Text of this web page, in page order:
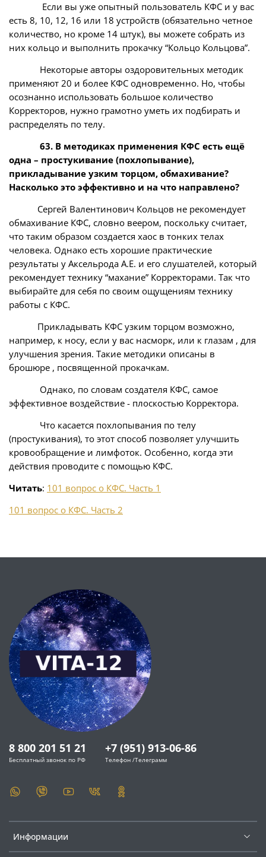
Если вы уже опытный пользователь КФС и у вас
есть 8, 10, 12, 16 или 18 устройств (обязательно четное
количество, но кроме 14 штук), вы можете собрать из
них кольцо и выполнить прокачку “Кольцо Кольцова”.
Некоторые авторы оздоровительных методик
применяют 20 и более КФС одновременно. Но, чтобы
осознанно использовать большое количество
Корректоров, нужно грамотно уметь их подбирать и
распределять по телу.
63. В методиках применения КФС есть ещё
одна – простукивание (похлопывание),
прикладывание узким торцом, обмахивание?
Насколько это эффективно и на что направлено?
Сергей Валентинович Кольцов не рекомендует
обмахивание КФС, словно веером, поскольку считает,
что таким образом создается хаос в тонких телах
человека. Однако есть хорошие практические
результаты у Аксельрода А.Е. и его слушателей, который
рекомендует технику “махание” Корректорами. Так что
выбирайте для себя по своим ощущениям технику
работы с КФС.
Прикладывать КФС узким торцом возможно,
например, к носу, если у вас насморк, или к глазам , для
улучшения зрения. Такие методики описаны в
брошюре , посвященной прокачкам.
Однако, по словам создателя КФС, самое
эффективное воздействие - плоскостью Корректора.
Что касается похлопывания по телу
(простукивания), то этот способ позволяет улучшить
кровообращение и лимфоток. Особенно, когда эти
действия проводите с помощью КФС.
Читать: 101 вопрос о КФС. Часть 1
101 вопрос о КФС. Часть 2
Информации
8 800 201 51 21
Бесплатный звонок по РФ
+7 (951) 913-06-86
Телефон /Телеграмм